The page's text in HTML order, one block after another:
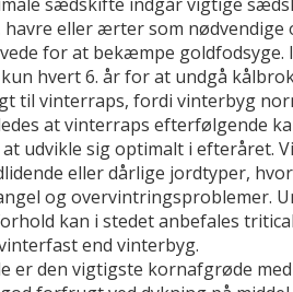
havre eller ærter som
for at bekæmpe goldfodsyge.
hvert 6. år for at undgå
til vinterraps, fordi vinterbyg
at vinterraps efterfølgende
udvikle sig optimalt i efteråret.
eller dårlige jordtyper,
og overvintringsproblemer.
kan i stedet anbefales
end vinterbyg.
er den vigtigste kornafgrøde